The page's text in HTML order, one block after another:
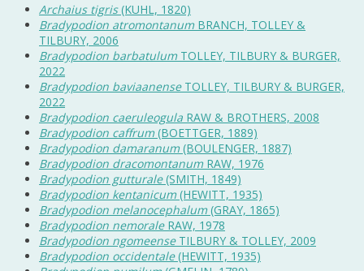
Archaius tigris(KUHL, 1820)
Bradypodion atromontanumBRANCH, TOLLEY &
TILBURY, 2006
Bradypodion barbatulumTOLLEY, TILBURY & BURGER,
2022
Bradypodion baviaanenseTOLLEY, TILBURY & BURGER,
2022
Bradypodion caeruleogula RAW & BROTHERS, 2008
Bradypodion caffrum(BOETTGER, 1889)
Bradypodion damaranum(BOULENGER, 1887)
Bradypodion dracomontanumRAW, 1976
Bradypodion gutturale(SMITH, 1849)
Bradypodion kentanicum(HEWITT, 1935)
Bradypodion melanocephalum(GRAY, 1865)
Bradypodion nemoraleRAW, 1978
Bradypodion ngomeenseTILBURY & TOLLEY, 2009
Bradypodion occidentale(HEWITT, 1935)